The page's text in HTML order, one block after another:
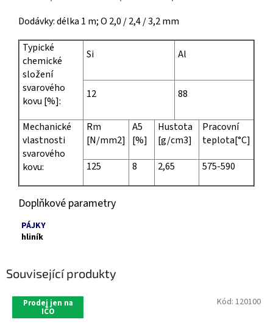
Dodávky: délka 1 m; O 2,0 / 2,4 / 3,2 mm
Typické
chemické
složení
svarového
kovu [%]:
Si Al
12 88
Mechanické
vlastnosti
svarového
kovu:
Rm
[N/mm2]
A5
[%]
Hustota
[g/cm3]
Pracovní
teplota[°C]
125
8 2,65 575-590
Doplňkové parametry
PÁJKY
hliník
Související produkty
Prodej jen na
IČO
Kód: 120100